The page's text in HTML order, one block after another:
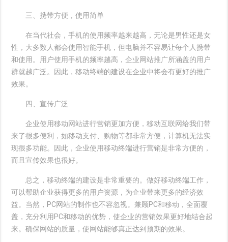
三、携带方便，使用简单
在当代社会，手机的使用频率越来越高，无论是男性还是女
性，大多数人都会使用智能手机，但电脑并不容易让每个人携带
和使用。用户使用手机的频率越高，企业网站推广所涵盖的用户
群就越广泛。因此，移动终端的建设在企业中将会有更好的推广
效果。
四、宣传广泛
企业使用移动网站进行营销更加方便，移动互联网给我们带
来了很多便利，如移动支付、购物等都非常方便，计算机无法实
现很多功能。因此，企业使用移动终端进行营销是非常方便的，
而且宣传效果也很好。
总之，移动终端的建设是非常重要的。做好移动终端工作，
可以帮助企业获得更多的用户资源，为企业带来更多的经济效
益。当然，PC网站的制作也不容忽视。兼顾PC和移动，全面覆
盖，充分利用PC和移动的优势，使企业的营销效果更好地结合起
来。确保网站的质量，使网站能够真正达到预期的效果。